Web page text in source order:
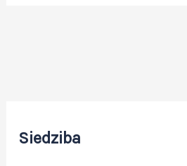
Temat
Siedziba